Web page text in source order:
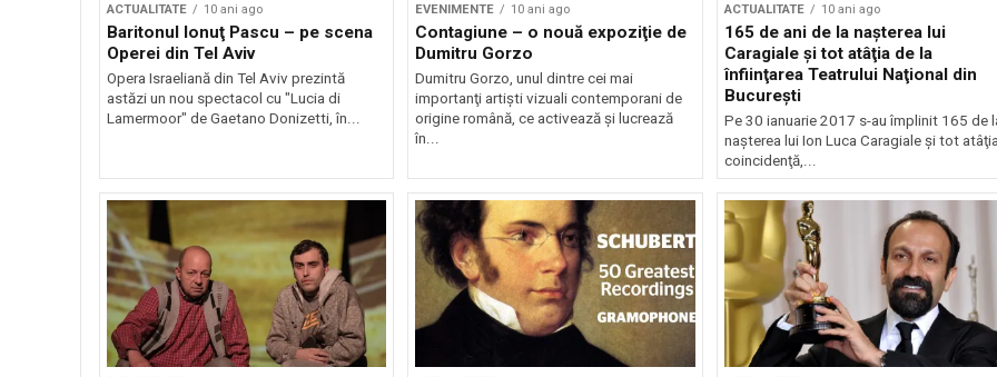
ACTUALITATE 10 ani ago
Baritonul Ionuţ Pascu – pe scena
Operei din Tel Aviv
Opera Israeliană din Tel Aviv prezintă
astăzi un nou spectacol cu "Lucia di
Lamermoor" de Gaetano Donizetti, în...
EVENIMENTE 10 ani ago
Contagiune – o nouă expoziţie de
Dumitru Gorzo
Dumitru Gorzo, unul dintre cei mai
importanţi artişti vizuali contemporani de
origine română, ce activează şi lucrează
în...
ACTUALITATE 10 ani ago
165 de ani de la naşterea lui
Caragiale şi tot atâţia de la
înfiinţarea Teatrului Naţional din
Bucureşti
Pe 30 ianuarie 2017 s-au împlinit 165 de
naşterea lui Ion Luca Caragiale şi tot
coincidenţă,...